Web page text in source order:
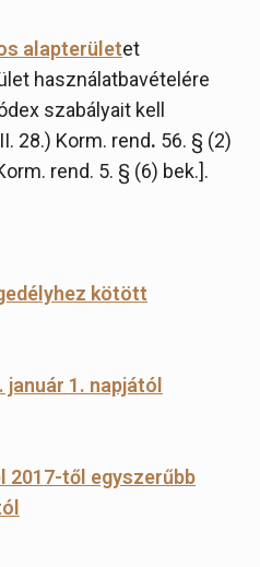
alapterületet
használatbavételére
szabályait kell
28.) Korm. rend. 56. § (2)
rend. 5. § (6) bek.].
kötött
január 1. napjától
2017-től egyszerűbb